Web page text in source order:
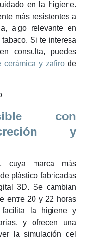
en la higiene.
más resistentes a
algo relevante en
Si te interesa
consulta, puedes
cerámica y zafirode
con
y
, cuya marca más
plástico fabricadas
3D. Se cambian
entre 20 y 22 horas
facilita la higiene y
y ofrecen una
la simulación del